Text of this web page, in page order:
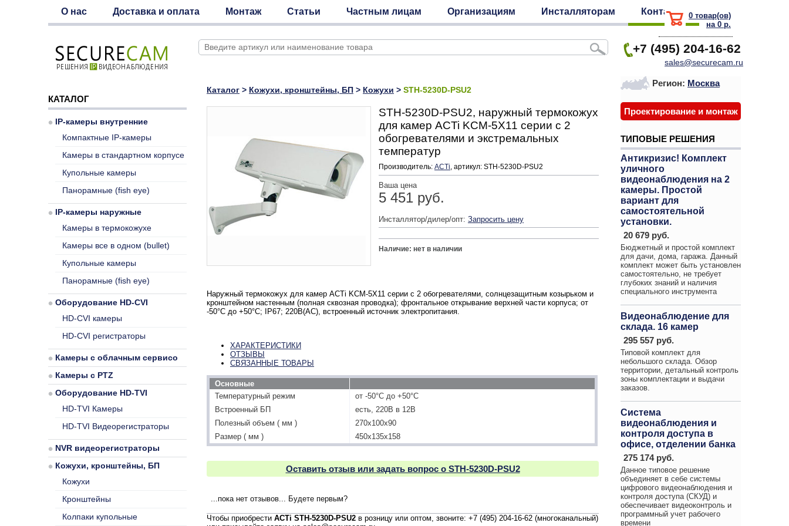
О нас Доставка и оплата Монтаж Статьи Частным лицам Организациям Инсталляторам Контакты 0 товар(ов)
на 0 р.
+7 (495) 204-16-62
sales@securecam.ru
Каталог > Кожухи, кронштейны, БП > Кожухи > STH-5230D-PSU2
STH-5230D-PSU2, наружный термокожух
для камер ACTi KCM-5X11 серии с 2
обогревателями и экстремальных
температур
Производитель: ACTi, артикул: STH-5230D-PSU2
Ваша цена
5 451 руб.
Инсталлятор/дилер/опт: Запросить цену
Наличие: нет в наличии
Наружный термокожух для камер ACTi KCM-5X11 серии с 2 обогревателями, солнцезащитным козырьком и
кронштейном настенным (полная сквозная проводка); фронтальное открывание верхней части корпуса; от
-50°С до +50°С; IP67; 220В(АС), встроенный источник электропитания.
ХАРАКТЕРИСТИКИ
ОТЗЫВЫ
СВЯЗАННЫЕ ТОВАРЫ
Основные
Температурный режим
от -50°С до +50°С
Встроенный БП
есть, 220В в 12В
Полезный объем ( мм )
270х100х90
Размер ( мм )
450х135х158
Оставить отзыв или задать вопрос о STH-5230D-PSU2
...пока нет отзывов... Будете первым?
Чтобы приобрести ACTi STH-5230D-PSU2 в розницу или оптом, звоните: +7 (495) 204-16-62 (многоканальный)
КАТАЛОГ
IP-камеры внутренние
Компактные IP-камеры
Камеры в стандартном корпусе
Купольные камеры
Панорамные (fish eye)
IP-камеры наружные
Камеры в термокожухе
Камеры все в одном (bullet)
Купольные камеры
Панорамные (fish eye)
Оборудование HD-CVI
HD-CVI камеры
HD-CVI регистраторы
Камеры с облачным сервисом
Камеры с PTZ
Оборудование HD-TVI
HD-TVI Камеры
HD-TVI Видеорегистраторы
NVR видеорегистраторы
Кожухи, кронштейны, БП
Кожухи
Кронштейны
Колпаки купольные
Регион: Москва
Проектирование и монтаж
ТИПОВЫЕ РЕШЕНИЯ
Антикризис! Комплект
уличного
видеонаблюдения на 2
камеры. Простой
вариант для
самостоятельной
установки.
20 679 руб.
Бюджетный и простой комплект
для дачи, дома, гаража. Данный
комплект может быть установлен
самостоятельно, не требует
глубоких знаний и наличия
специального инструмента
Видеонаблюдение для
склада. 16 камер
295 557 руб.
Типовой комплект для
небольшого склада. Обзор
территории, детальный контроль
зоны комплектации и выдачи
заказов.
Система
видеонаблюдения и
контроля доступа в
офисе, отделении банка
275 174 руб.
Данное типовое решение
объединяет в себе системы
цифрового видеонаблюдения и
контроля доступа (СКУД) и
обеспечивает видеоконтроль и
программный учет рабочего
времени